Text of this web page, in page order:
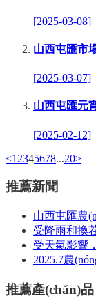
[2025-03-08]
山西屯匯市
[2025-03-07]
山西屯匯元
[2025-02-12]
<1 2345678...20>
推薦新聞
山西屯匯農
受降雨和換茬
受天氣影響
2025.7農
推薦產(chǎn)品